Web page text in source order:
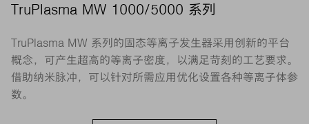
TruPlasma MW 1000/5000 系列
TruPlasma MW 系列的固态等离子发生器采用创新的平台
概念，可产生超高的等离子密度，以满足苛刻的工艺要求。
借助纳米脉冲，可以针对所需应用优化设置各种等离子体参
数。